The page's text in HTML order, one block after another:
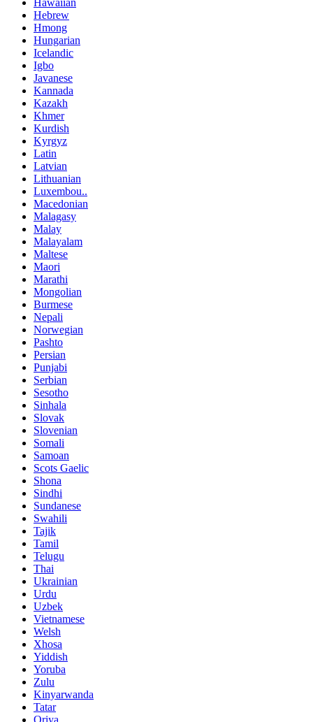
Hebrew
Hmong
Hungarian
Icelandic
Igbo
Javanese
Kannada
Kazakh
Khmer
Kurdish
Kyrgyz
Latin
Latvian
Lithuanian
Luxembou..
Macedonian
Malagasy
Malay
Malayalam
Maltese
Maori
Marathi
Mongolian
Burmese
Nepali
Norwegian
Pashto
Persian
Punjabi
Serbian
Sesotho
Sinhala
Slovak
Slovenian
Somali
Samoan
Scots Gaelic
Shona
Sindhi
Sundanese
Swahili
Tajik
Tamil
Telugu
Thai
Ukrainian
Urdu
Uzbek
Vietnamese
Welsh
Xhosa
Yiddish
Yoruba
Zulu
Kinyarwanda
Tatar
Oriya